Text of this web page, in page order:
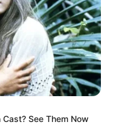
See Them Now